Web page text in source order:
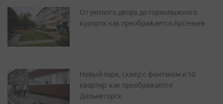
От уютного двора до горнолыжного
курорта: как преображается Арсеньев
Новый парк, сквер с фонтаном и 50
квартир: как преображается
Дальнегорск